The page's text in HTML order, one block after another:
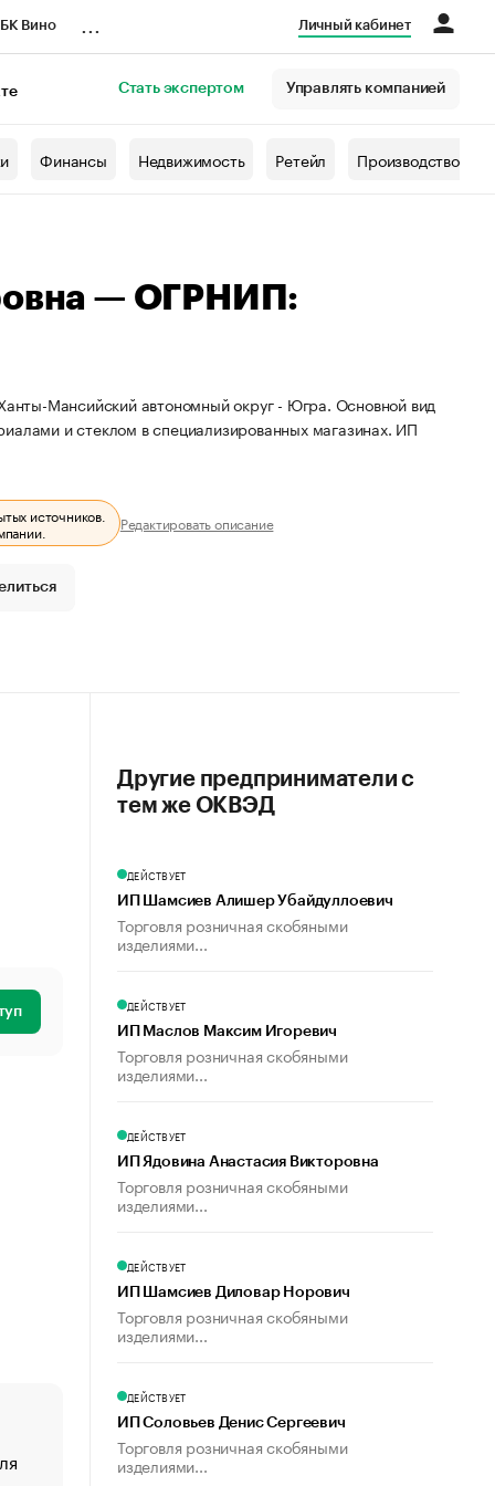
Вино Личный кабинет
Стать экспертом Управлять компанией
Финансы Недвижимость Ретейл Производство
— ОГРНИП:
Мансийский автономный округ - Югра. Основной вид
и стеклом в специализированных магазинах. ИП
источников.
Редактировать описание
«От спорта тело стареет иначе». Как живет глава
Другие предприниматели с
тем же ОКВЭД
ДЕЙСТВУЕТ
ИП Шамсиев Алишер Убайдуллоевич
Торговля розничная скобяными
изделиями...
ДЕЙСТВУЕТ
ИП Маслов Максим Игоревич
Торговля розничная скобяными
изделиями...
ДЕЙСТВУЕТ
ИП Ядовина Анастасия Викторовна
Торговля розничная скобяными
изделиями...
ДЕЙСТВУЕТ
ИП Шамсиев Диловар Норович
Торговля розничная скобяными
изделиями...
ДЕЙСТВУЕТ
ИП Соловьев Денис Сергеевич
Торговля розничная скобяными
изделиями...